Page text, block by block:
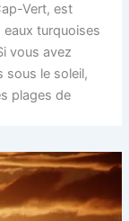
Vert, est
turquoises
vous avez
sous le soleil,
plages de